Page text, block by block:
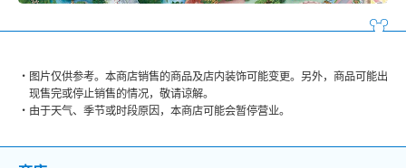
图片仅供参考。本商店销售的商品及店内装饰可能变更。另外，商品可能出
现售完或停止销售的情况，敬请谅解。
由于天气、季节或时段原因，本商店可能会暂停营业。